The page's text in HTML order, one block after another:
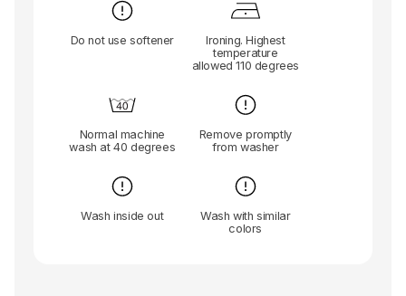
Do not use softener
Ironing. Highest
temperature
allowed 110 degrees
Normal machine
wash at 40 degrees
Remove promptly
from washer
Wash inside out
Wash with similar
colors